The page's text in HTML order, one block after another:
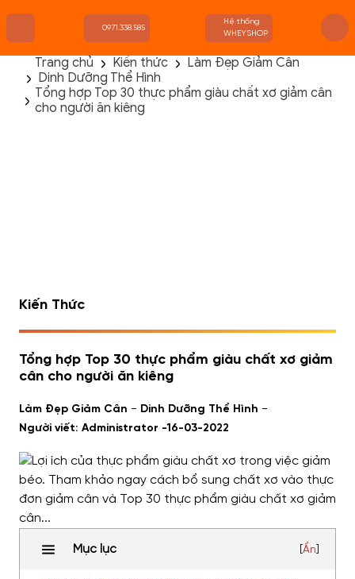
TRANG CHỦ
FLASH SALE
0971.338.585
Hệ thống
WHEYSHOP
Trang chủ Kiến thức
Làm Đẹp Giảm Cân
Dinh Dưỡng Thể Hình
Tổng hợp Top 30 thực phẩm giàu chất xơ giảm cân
cho người ăn kiêng
Kiến Thức
Tổng hợp Top 30 thực phẩm giàu chất xơ giảm
cân cho người ăn kiêng
Làm Đẹp Giảm Cân - Dinh Dưỡng Thể Hình -
Người viết: Administrator -16-03-2022
Mục lục Ẩn